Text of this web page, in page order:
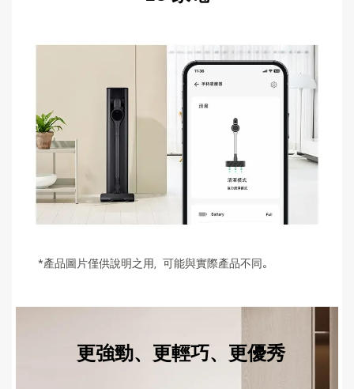
*產品圖片僅供說明之用，可能與實際產品不同。
更強勁、更輕巧、更優秀